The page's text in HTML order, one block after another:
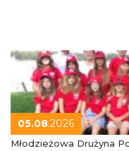
05.08.2026
Młodzieżowa Drużyna